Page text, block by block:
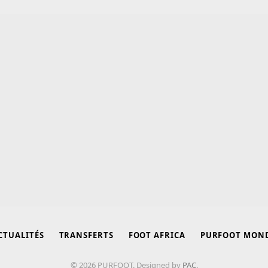
TRANSFERTS FOOT AFRICA PURFOOT
© 2026 PURFOOT. Designed by PAC.